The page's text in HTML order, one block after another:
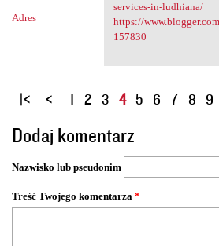
Adres
services-in-ludhiana/
https://
157830
S
r
o
n
y
1 2 3 4 5 6 7 8 9
Dodaj komentarz
Nazwisko lub pseudonim
Treść Twojego komentarza *